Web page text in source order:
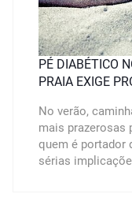
PÉ DIABÉTICO
PRAIA EXIGE
No verão,
mais prazerosas
quem é portador
sérias